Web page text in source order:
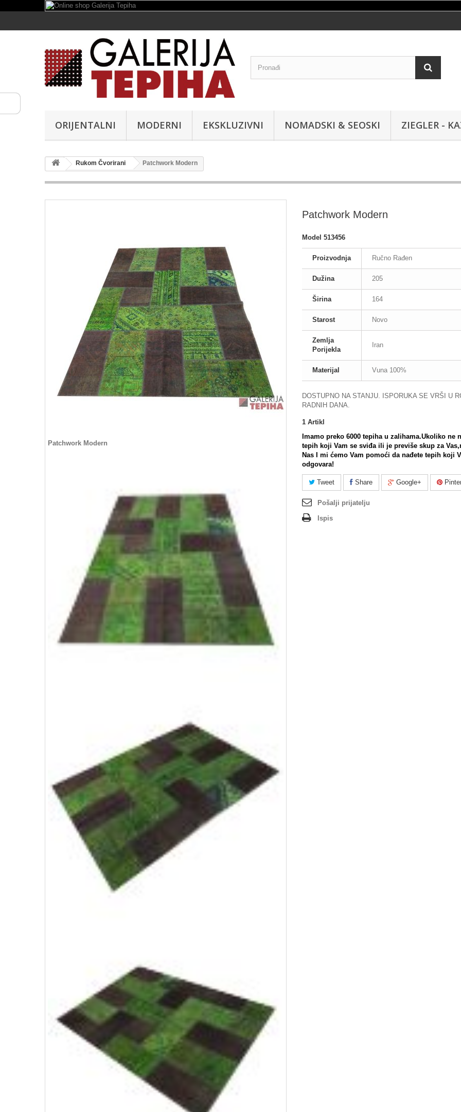
ORIJENTALNI MODERNI EKSKLUZIVNI NOMADSKI & SEOSKI ZIEGLER -
Rukom Čvorirani Patchwork Modern
Patchwork Modern
Patchwork Modern
Model 513456
Proizvodnja Ručno Rađen
Dužina 205
Širina 164
Starost Novo
Zemlja
Porijekla
Iran
Materijal Vuna 100%
DOSTUPNO NA STANJU. ISPORUKA SE VRŠI U
RADNIH DANA.
1 Artikl
Imamo preko 6000 tepiha u zalihama.Ukoliko ne
tepih koji Vam se sviđa ili je previše skup za
Nas I mi ćemo Vam pomoći da nađete tepih koji
odgovara!
Tweet Share Google+
Pošalji prijatelju
Ispis